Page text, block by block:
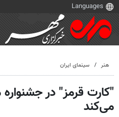
هنر سینمای ایران
"کارت قرمز" در
می‌کند